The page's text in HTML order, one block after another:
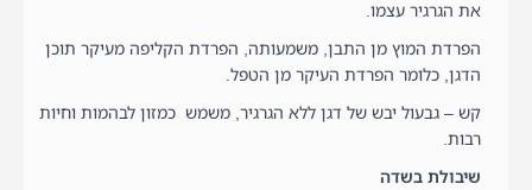
את הגרגיר עצמו.
הפרדת המוץ מן התבן, משמעותה, הפרדת הקליפה מעיקר תוכן
הדגן, כלומר הפרדת העיקר מן הטפל.
קש – גבעול יבש של דגן ללא הגרגיר, משמש כמזון לבהמות וחיות
רבות.
שיבולת בשדה